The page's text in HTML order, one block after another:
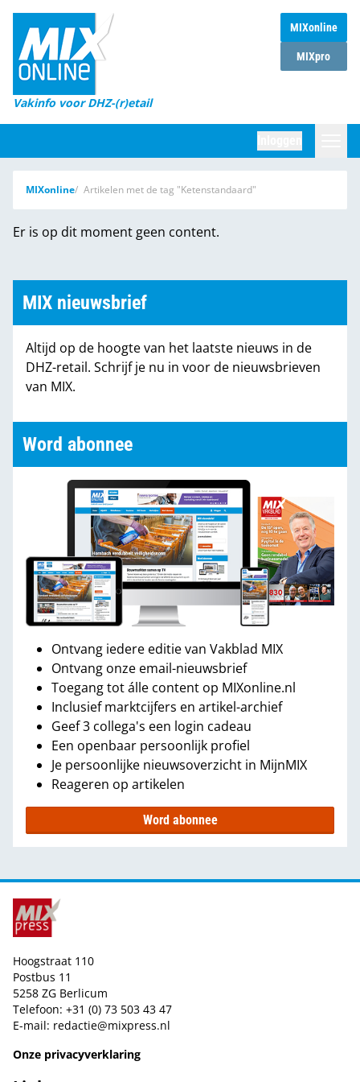
MIXonline
MIXpro
Vakinfo voor DHZ-(r)etail
Home
Magazines
DHZ Sessie
Marktcijfers
Word abonnee
MIXonline Artikelen met de tag "Ketenstandaard"
Er is op dit moment geen content.
MIX nieuwsbrief
Altijd op de hoogte van het laatste nieuws in de
DHZ-retail. Schrijf je nu in voor de nieuwsbrieven
van MIX.
Word abonnee
Ontvang iedere editie van Vakblad MIX
Ontvang onze email-nieuwsbrief
Toegang tot álle content op MIXonline.nl
Inclusief marktcijfers en artikel-archief
Geef 3 collega's een login cadeau
Een openbaar persoonlijk profiel
Je persoonlijke nieuwsoverzicht in MijnMIX
Reageren op artikelen
Word abonnee
Hoogstraat 110
Postbus 11
5258 ZG Berlicum
Telefoon: +31 (0) 73 503 43 47
E-mail: redactie@mixpress.nl
Onze privacyverklaring